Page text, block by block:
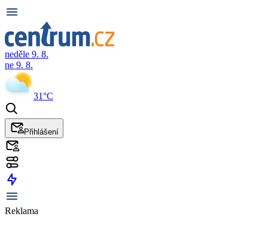
neděle 9. 8.
ne 9. 8.
31°C
Přihlášení
Reklama